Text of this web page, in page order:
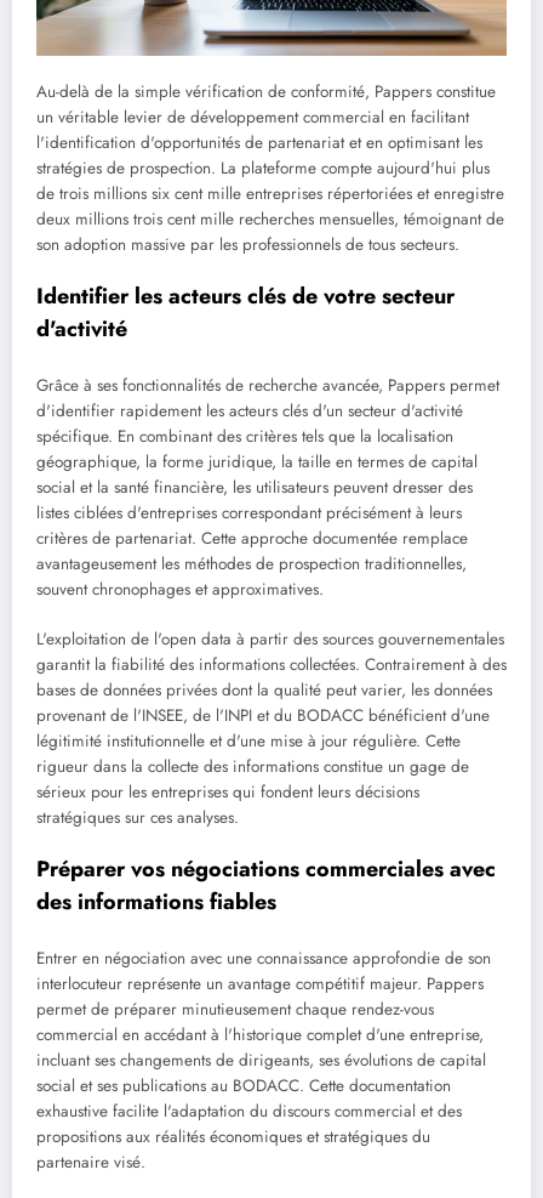
Au-delà de la simple vérification de conformité, Pappers constitue
un véritable levier de développement commercial en facilitant
l'identification d'opportunités de partenariat et en optimisant les
stratégies de prospection. La plateforme compte aujourd'hui plus
de trois millions six cent mille entreprises répertoriées et enregistre
deux millions trois cent mille recherches mensuelles, témoignant de
son adoption massive par les professionnels de tous secteurs.
Identifier les acteurs clés de votre secteur
d'activité
Grâce à ses fonctionnalités de recherche avancée, Pappers permet
d'identifier rapidement les acteurs clés d'un secteur d'activité
spécifique. En combinant des critères tels que la localisation
géographique, la forme juridique, la taille en termes de capital
social et la santé financière, les utilisateurs peuvent dresser des
listes ciblées d'entreprises correspondant précisément à leurs
critères de partenariat. Cette approche documentée remplace
avantageusement les méthodes de prospection traditionnelles,
souvent chronophages et approximatives.
L'exploitation de l'open data à partir des sources gouvernementales
garantit la fiabilité des informations collectées. Contrairement à des
bases de données privées dont la qualité peut varier, les données
provenant de l'INSEE, de l'INPI et du BODACC bénéficient d'une
légitimité institutionnelle et d'une mise à jour régulière. Cette
rigueur dans la collecte des informations constitue un gage de
sérieux pour les entreprises qui fondent leurs décisions
stratégiques sur ces analyses.
Préparer vos négociations commerciales avec
des informations fiables
Entrer en négociation avec une connaissance approfondie de son
interlocuteur représente un avantage compétitif majeur. Pappers
permet de préparer minutieusement chaque rendez-vous
commercial en accédant à l'historique complet d'une entreprise,
incluant ses changements de dirigeants, ses évolutions de capital
social et ses publications au BODACC. Cette documentation
exhaustive facilite l'adaptation du discours commercial et des
propositions aux réalités économiques et stratégiques du
partenaire visé.